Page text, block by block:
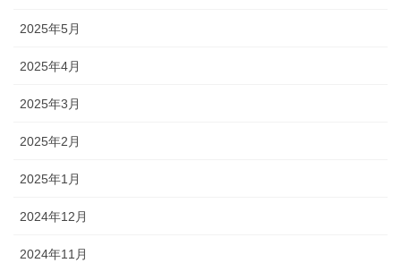
2025年5月
2025年4月
2025年3月
2025年2月
2025年1月
2024年12月
2024年11月